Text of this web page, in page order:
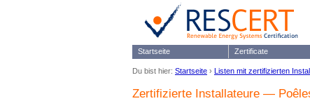
Startseite Zertificate
Du bist hier: Startseite › Listen mit zertifizierten
Zertifizierte Installateure —